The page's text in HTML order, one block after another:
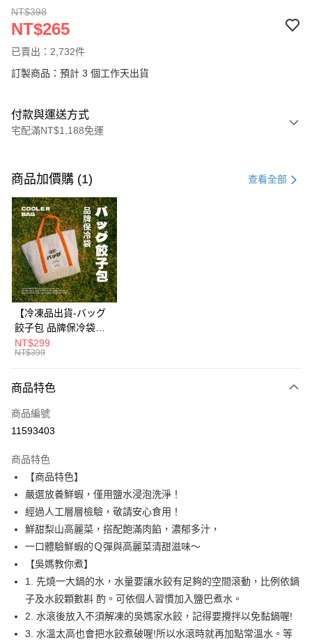
NT$398
NT$265
已賣出：2,732件
訂製商品：預計 3 個工作天出貨
付款與運送方式
宅配滿NT$1,188免運
信用卡一次付款
LINE Pay
Apple Pay
街口支付
悠遊付
Google Pay
貨到付款
本島冷凍／宅配有運費
每筆NT$200，滿NT$1,188(含以上)免運費
外島冷凍／宅配有運費
每筆NT$400，滿NT$3,000(含以上)免運費
冷凍貨到付款/有運費
每筆NT$230，滿NT$1,188(含以上)免運費
商品加價購 (1) 查看全部
【冷凍品出貨-バッグ
餃子包 品牌保冷袋】
🍃環保水性油墨無毒首
選❌不含重金屬與甲醛
的高品質保冷袋✨設計
強耐磨損💪外出採買、
露營野餐萬用袋👜
NT$299
NT$399
商品特色
商品編號
11593403
商品特色
【商品特色】
嚴選放養鮮蝦，僅用鹽水浸泡洗淨！
經過人工層層檢驗，敬請安心食用！
鮮甜梨山高麗菜，搭配飽滿肉餡，濃郁多汁，
一口體驗鮮蝦的Ｑ彈與高麗菜清甜滋味～
【吳媽教你煮】
1. 先燒一大鍋的水，水量要讓水餃有足夠的空間滾動，比例依鍋
子及水餃顆數斟 酌。可依個人習慣加入鹽巴煮水。
2. 水滾後放入不須解凍的吳媽家水餃，記得要攪拌以免黏鍋喔!
3. 水溫太高也會把水餃煮破喔!所以水滾時就再加點常溫水。等